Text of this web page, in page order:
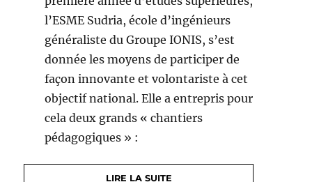
l’ESME Sudria, école d’ingénieurs
généraliste du Groupe IONIS, s’est
donnée les moyens de participer de
façon innovante et volontariste à cet
objectif national. Elle a entrepris pour
cela deux grands « chantiers
pédagogiques » :
LIRE LA SUITE